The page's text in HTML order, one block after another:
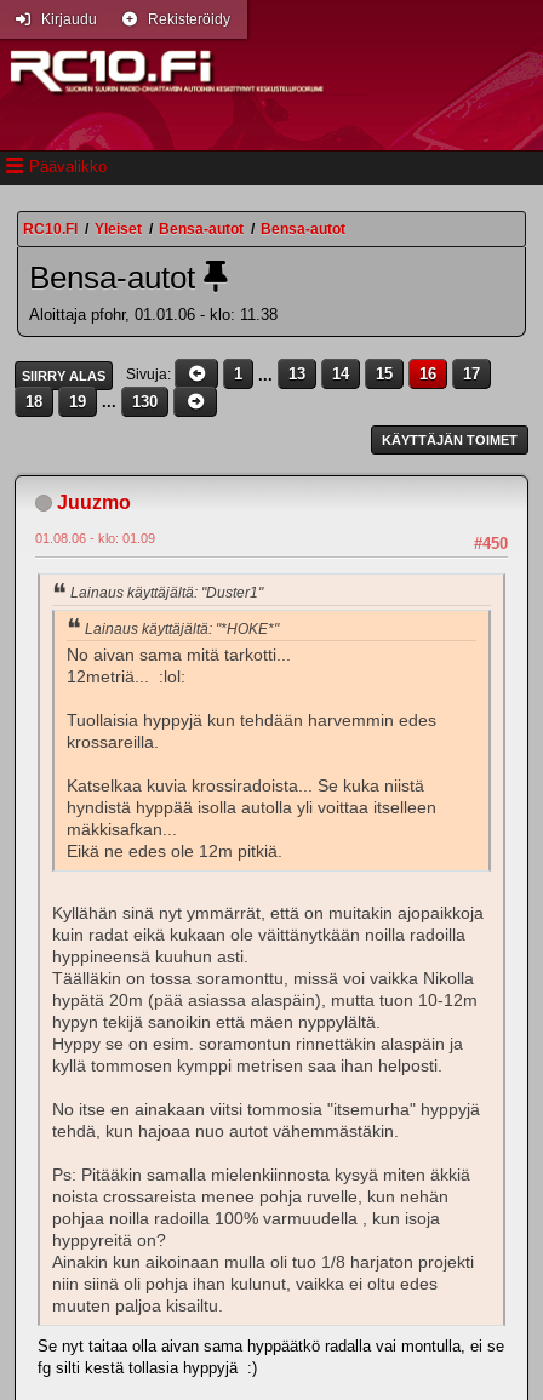
Päävalikko
Kirjaudu Rekisteröidy
RC10.FI / Yleiset / Bensa-autot / Bensa-autot
Bensa-autot
Aloittaja pfohr, 01.01.06 - klo: 11.38
SIIRRY ALAS Sivuja 1 ... 13 14 15 16
17
18
19 ... 130
KÄYTTÄJÄN TOIMET
Juuzmo
#450
01.08.06 - klo: 01.09
Lainaus käyttäjältä: "Duster1"
Lainaus käyttäjältä: "*HOKE*"
No aivan sama mitä tarkotti...
12metriä... :lol:
Tuollaisia hyppyjä kun tehdään harvemmin edes
krossareilla.
Katselkaa kuvia krossiradoista... Se kuka niistä
hyndistä hyppää isolla autolla yli voittaa itselleen
mäkkisafkan...
Eikä ne edes ole 12m pitkiä.
Kyllähän sinä nyt ymmärrät, että on muitakin ajopaikkoja
kuin radat eikä kukaan ole väittänytkään noilla radoilla
hyppineensä kuuhun asti.
Täälläkin on tossa soramonttu, missä voi vaikka Nikolla
hypätä 20m (pää asiassa alaspäin), mutta tuon 10-12m
hypyn tekijä sanoikin että mäen nyppylältä.
Hyppy se on esim. soramontun rinnettäkin alaspäin ja
kyllä tommosen kymppi metrisen saa ihan helposti.
No itse en ainakaan viitsi tommosia "itsemurha" hyppyjä
tehdä, kun hajoaa nuo autot vähemmästäkin.
Ps: Pitääkin samalla mielenkiinnosta kysyä miten äkkiä
noista crossareista menee pohja ruvelle, kun nehän
pohjaa noilla radoilla 100% varmuudella , kun isoja
hyppyreitä on?
Ainakin kun aikoinaan mulla oli tuo 1/8 harjaton projekti
niin siinä oli pohja ihan kulunut, vaikka ei oltu edes
muuten paljoa kisailtu.
Se nyt taitaa olla aivan sama hyppäätkö radalla vai montulla, ei se
fg silti kestä tollasia hyppyjä :)